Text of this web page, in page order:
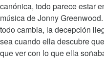
canónica, todo parece estar
música de Jonny
todo cambia, la decepción
sea cuando ella descubre
que ver con lo que ella